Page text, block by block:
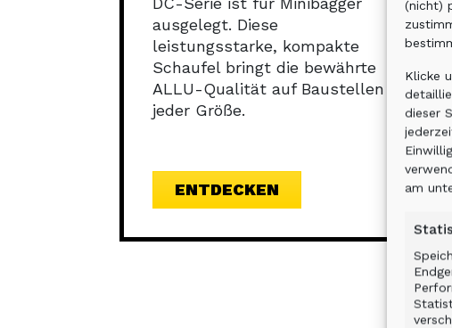
(nicht)
Klicke
dieser
am
ausgelegt. Diese
leistungsstarke, kompakte
Schaufel bringt die bewährte
ALLU-Qualität auf Baustellen
jeder Größe.
ENTDECKEN